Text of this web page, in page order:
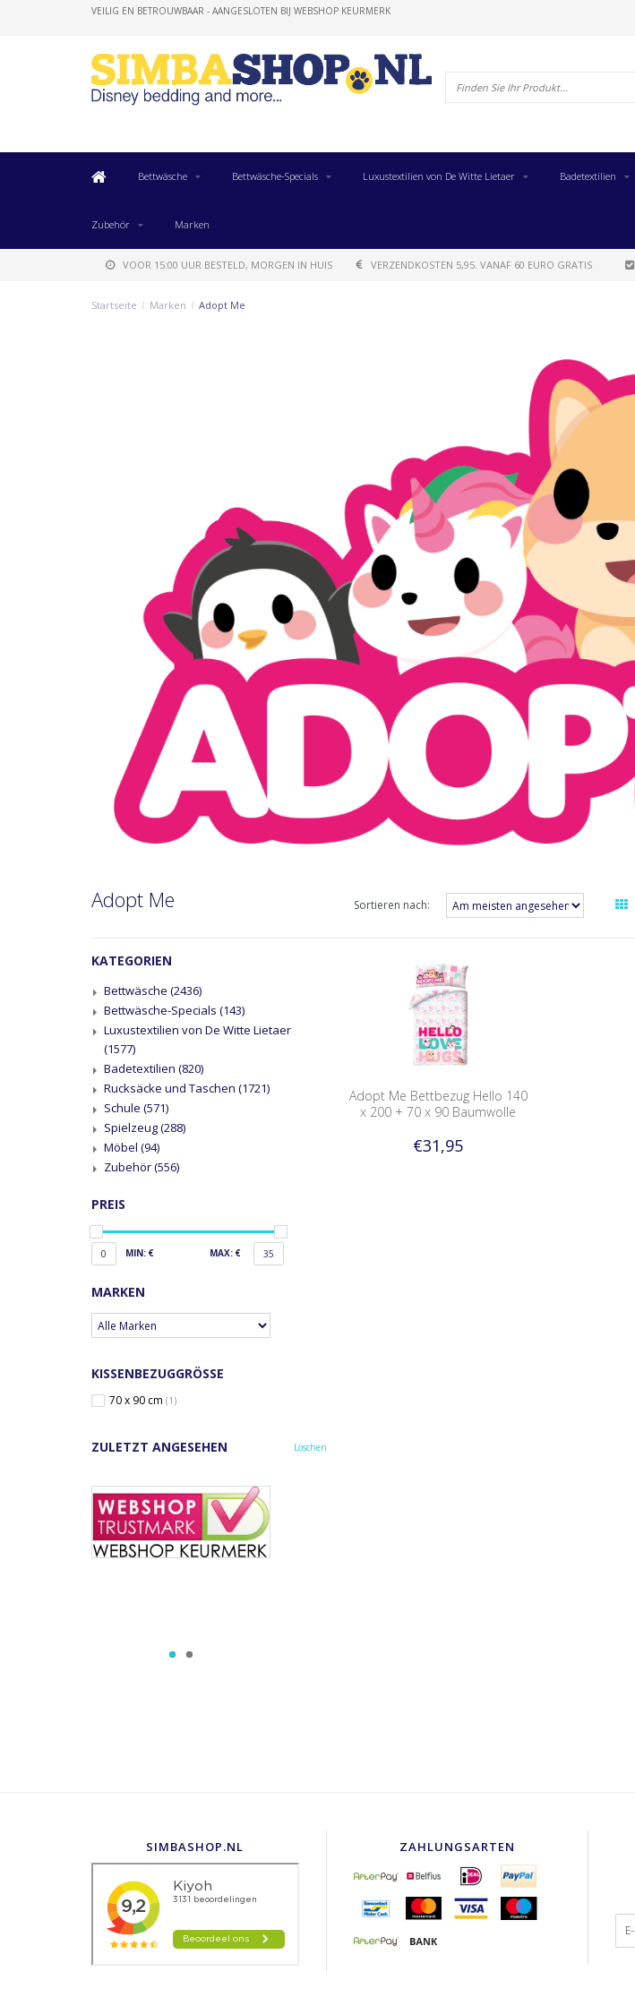
VEILIG EN BETROUWBAAR - AANGESLOTEN BIJ WEBSHOP KEURMERK
Bettwäsche Bettwäsche-Specials Luxustextilien von De Witte Lietaer Badetextilien
Zubehör Marken
VOOR 15:00 UUR BESTELD, MORGEN IN HUIS VERZENDKOSTEN 5,95. VANAF 60 EURO GRATIS
Startseite / Marken / Adopt Me
Adopt Me Sortieren nach:
KATEGORIEN
Bettwäsche (2436)
Bettwäsche-Specials (143)
Luxustextilien von De Witte Lietaer
(1577)
Badetextilien (820)
Rucksäcke und Taschen (1721)
Schule (571)
Spielzeug(288)
Möbel (94)
Zubehör(556)
PREIS
0 MIN: € MAX: € 35
MARKEN
KISSENBEZUGGRÖSSE
70 x 90 cm (1)
ZULETZT ANGESEHEN Löschen
Adopt Me Bettbezug Hello 140
x 200 + 70 x 90 Baumwolle
€31,95
SIMBASHOP.NL ZAHLUNGSARTEN